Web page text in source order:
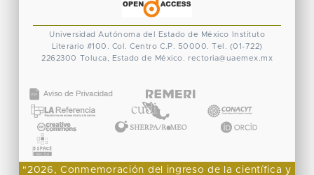
Universidad Autónoma del Estado de México
Instituto
Literario #100. Col. Centro C.P. 50000. Tel. (01-722)
2262300 Toluca, Estado de México. rectoria@uaemex.mx
"2026, Conmemoración del ingreso de la científica y